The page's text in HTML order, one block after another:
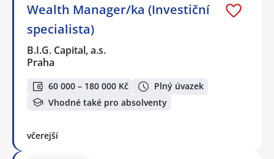
Wealth Manager/ka (Investiční
specialista)
B.I.G. Capital, a.s.
Praha
60 000 – 180 000 Kč
Plný úvazek
Vhodné také pro absolventy
včerejší